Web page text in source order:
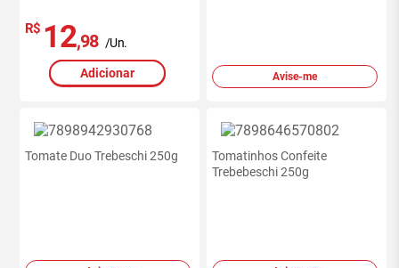
R$ 12,98 /Un.
Adicionar Avise-me
Tomate Duo Trebeschi 250g
Tomatinhos Confeite
Trebebeschi 250g